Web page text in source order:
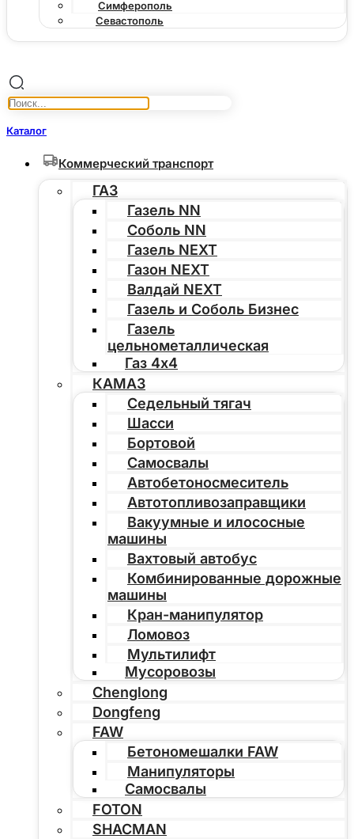
Симферополь
Севастополь
Каталог
Коммерческий транспорт
ГАЗ
Газель NN
Соболь NN
Газель NEXT
Газон NEXT
Валдай NEXT
Газель и Соболь Бизнес
Газель
цельнометаллическая
Газ 4х4
КАМАЗ
Седельный тягач
Шасси
Бортовой
Самосвалы
Автобетоносмеситель
Автотопливозаправщики
Вакуумные и илососные
машины
Вахтовый автобус
Комбинированные дорожные
машины
Кран-манипулятор
Ломовоз
Мультилифт
Мусоровозы
Chenglong
Dongfeng
FAW
Бетономешалки FAW
Манипуляторы
Самосвалы
FOTON
SHACMAN